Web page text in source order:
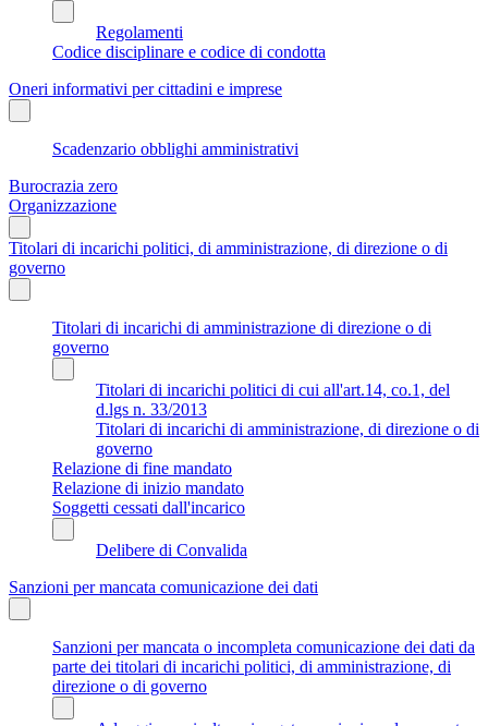
Regolamenti
Codice disciplinare e codice di condotta
Oneri informativi per cittadini e imprese
Scadenzario obblighi amministrativi
Burocrazia zero
Organizzazione
Titolari di incarichi politici, di amministrazione, di direzione o di
governo
Titolari di incarichi di amministrazione di direzione o di
governo
Titolari di incarichi politici di cui all'art.14, co.1, del
d.lgs n. 33/2013
Titolari di incarichi di amministrazione, di direzione o di
governo
Relazione di fine mandato
Relazione di inizio mandato
Soggetti cessati dall'incarico
Delibere di Convalida
Sanzioni per mancata comunicazione dei dati
Sanzioni per mancata o incompleta comunicazione dei dati da
parte dei titolari di incarichi politici, di amministrazione, di
direzione o di governo